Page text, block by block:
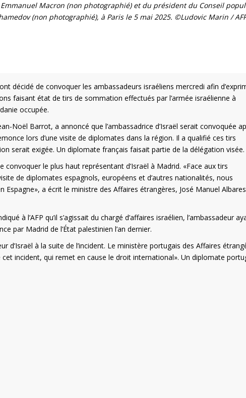
Macron (non photographié) et du président du Conseil
(non photographié), à Paris le 5 mai 2025. ©Ludovic Marin /
décidé de convoquer les ambassadeurs israéliens mercredi afin
faisant état de tirs de sommation effectués par l’armée israélienne à
occupée.
Noël Barrot, a annoncé que l’ambassadrice d’Israël serait convoquée
lors d’une visite de diplomates dans la région. Il a qualifié ces tirs
serait exigée. Un diplomate français faisait partie de la délégation visée.
convoquer le plus haut représentant d’Israël à Madrid. «Face aux tirs
de diplomates espagnols, européens et d’autres nationalités, nous
Espagne», a écrit le ministre des Affaires étrangères, José Manuel
à l’AFP qu’il s’agissait du chargé d’affaires israélien, l’ambassadeur
par Madrid de l’État palestinien l’an dernier.
d’Israël à la suite de l’incident. Le ministère portugais des Affaires
incident, qui remet en cause le droit international». Un diplomate